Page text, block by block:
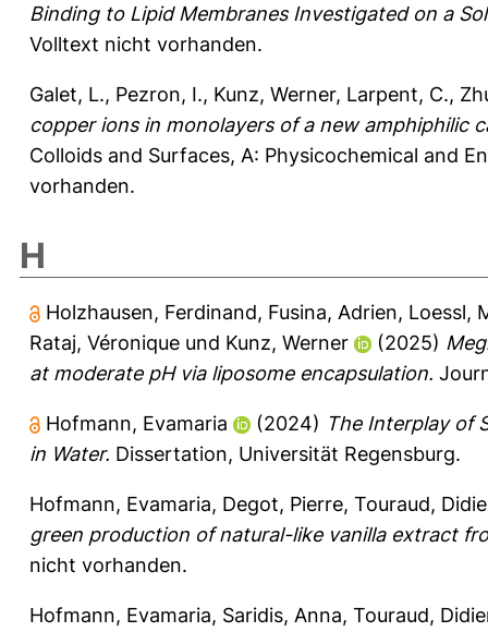
Binding to Lipid Membranes Investigated on a
Volltext nicht vorhanden.
Galet, L., Pezron, I., Kunz, Werner, Larpent, C.,
copper ions in monolayers of a new amphiphilic
Colloids and Surfaces, A: Physicochemical and
vorhanden.
H
Holzhausen, Ferdinand, Fusina, Adrien, Loessl,
Rataj, Véronique und Kunz, Werner (2025)
at moderate pH via liposome encapsulation.
Hofmann, Evamaria (2024) The Interplay of
in Water. Dissertation, Universität Regensburg.
Hofmann, Evamaria, Degot, Pierre, Touraud,
green production of natural-like vanilla extract
nicht vorhanden.
Hofmann, Evamaria, Saridis, Anna, Touraud,